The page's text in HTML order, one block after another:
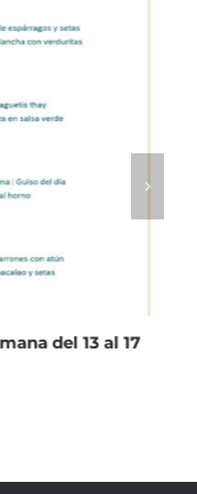
— Semana del 6 al 10